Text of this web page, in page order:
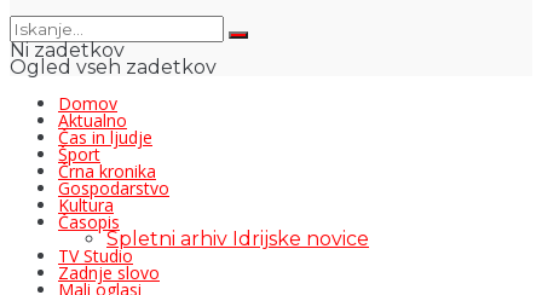
Ni zadetkov
Ogled vseh zadetkov
Domov
Aktualno
Čas in ljudje
Šport
Črna kronika
Gospodarstvo
Kultura
Časopis
Spletni arhiv Idrijske novice
TV Studio
Zadnje slovo
Mali oglasi